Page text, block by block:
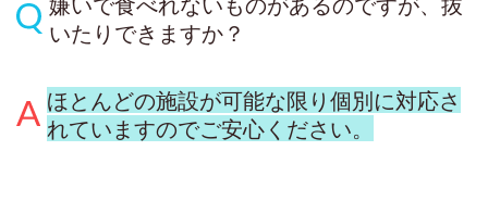
いたりできますか？
ほとんどの施設が可能な限り個別に対応さ
れていますのでご安心ください。